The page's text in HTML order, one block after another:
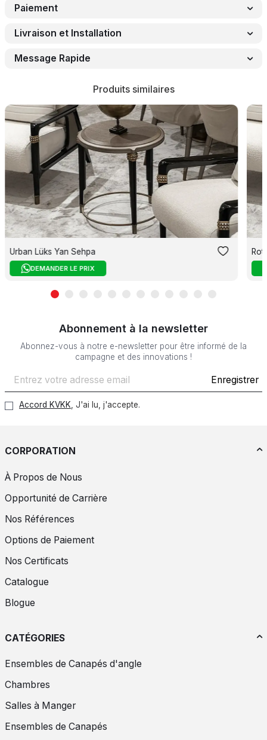
Paiement
Livraison et Installation
Message Rapide
Produits similaires
Urban Lüks Yan Sehpa
DEMANDER LE PRIX
Abonnement à la newsletter
Abonnez-vous à notre e-newsletter pour être informé de la
campagne et des innovations !
Enregistrer
Accord KVKK, J'ai lu, j'accepte.
CORPORATION
À Propos de Nous
Opportunité de Carrière
Nos Références
Options de Paiement
Nos Certificats
Catalogue
Blogue
CATÉGORIES
Ensembles de Canapés d'angle
Chambres
Salles à Manger
Ensembles de Canapés